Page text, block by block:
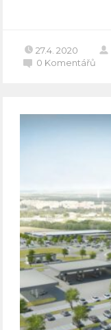
27.4. 2020
0 Komentářů